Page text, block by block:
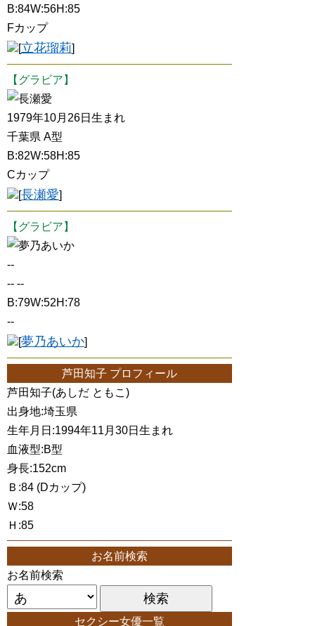
B:84W:56H:85
Fカップ
[立花瑠莉]
【グラビア】
長瀬愛
1979年10月26日生まれ
千葉県 A型
B:82W:58H:85
Cカップ
[長瀬愛]
【グラビア】
夢乃あいか
--
-- --
B:79W:52H:78
--
[夢乃あいか]
芦田知子 プロフィール
芦田知子(あしだ ともこ)
出身地:埼玉県
生年月日:1994年11月30日生まれ
血液型:B型
身長:152cm
Ｂ:84 (Dカップ)
Ｗ:58
Ｈ:85
お名前検索
お名前検索
セクシー女優一覧